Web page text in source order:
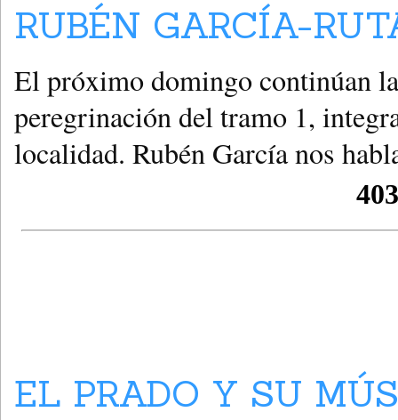
RUBÉN GARCÍA-
El próximo domingo continúan
peregrinación del tramo 1,
localidad. Rubén García nos
EL PRADO Y SU